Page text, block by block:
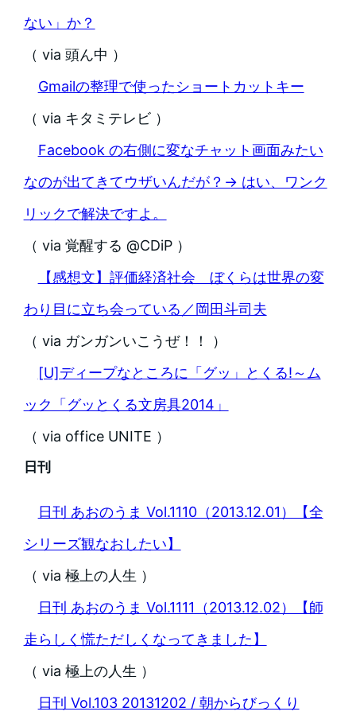
ない」か？
（ via 頭ん中 ）
Gmailの整理で使ったショートカットキー
（ via キタミテレビ ）
Facebook の右側に変なチャット画面みたい
なのが出てきてウザいんだが？→ はい、ワンク
リックで解決ですよ。
（ via 覚醒する @CDiP ）
【感想文】評価経済社会 ぼくらは世界の変
わり目に立ち会っている／岡田斗司夫
（ via ガンガンいこうぜ！！ ）
[U]ディープなところに「グッ」とくる!～ム
ック「グッとくる文房具2014」
（ via office UNITE ）
日刊
日刊 あおのうま Vol.1110（2013.12.01）【全
シリーズ観なおしたい】
（ via 極上の人生 ）
日刊 あおのうま Vol.1111（2013.12.02）【師
走らしく慌ただしくなってきました】
（ via 極上の人生 ）
日刊 Vol.103 20131202 / 朝からびっくり